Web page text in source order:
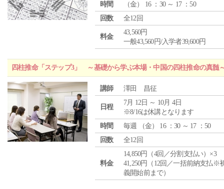
時間
（金） 16 ：30 ～ 17 ：50
回数
全12回
料金
43,560円
一般43,560円/入学者39,600円
四柱推命「ステップ3」 ～基礎から学ぶ本場・中国の四柱推命の真髄
講師 澤田 昌征
日程
7月 12日 ～ 10月 4日
※8/16は休講となります
時間
毎週 （金） 16 ：30 ～ 17 ：50
回数
全12回
料金
14,850円（4回／分割支払い）×3
41,250円（12回／一括前納支払※
義開始前まで）